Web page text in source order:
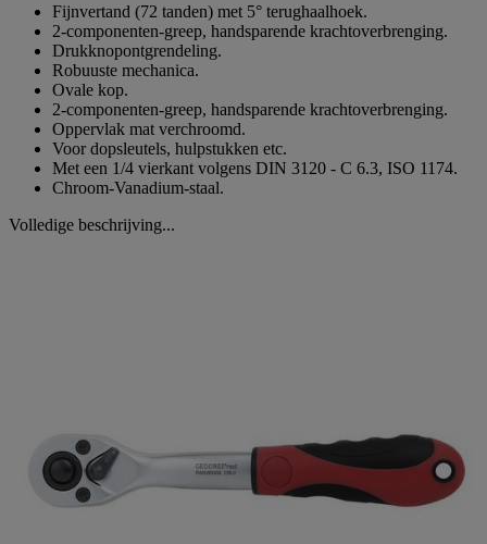
Fijnvertand (72 tanden) met 5° terughaalhoek.
2-componenten-greep, handsparende krachtoverbrenging.
Drukknopontgrendeling.
Robuuste mechanica.
Ovale kop.
2-componenten-greep, handsparende krachtoverbrenging.
Oppervlak mat verchroomd.
Voor dopsleutels, hulpstukken etc.
Met een 1/4 vierkant volgens DIN 3120 - C 6.3, ISO 1174.
Chroom-Vanadium-staal.
Volledige beschrijving...